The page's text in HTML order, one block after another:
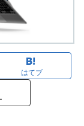
はてブ